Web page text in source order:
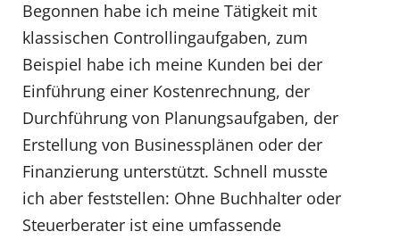
Begonnen habe ich meine Tätigkeit mit
klassischen Controllingaufgaben, zum
Beispiel habe ich meine Kunden bei der
Einführung einer Kostenrechnung, der
Durchführung von Planungsaufgaben, der
Erstellung von Businessplänen oder der
Finanzierung unterstützt. Schnell musste
ich aber feststellen: Ohne Buchhalter oder
Steuerberater ist eine umfassende